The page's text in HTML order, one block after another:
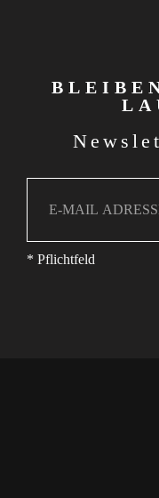
* Pflichtfeld